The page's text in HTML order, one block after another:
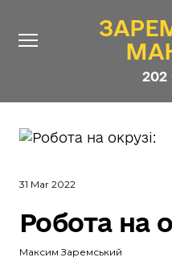
202
202
Контакти
Програма
31 Mar 2022
Робота на
Максим Заремський